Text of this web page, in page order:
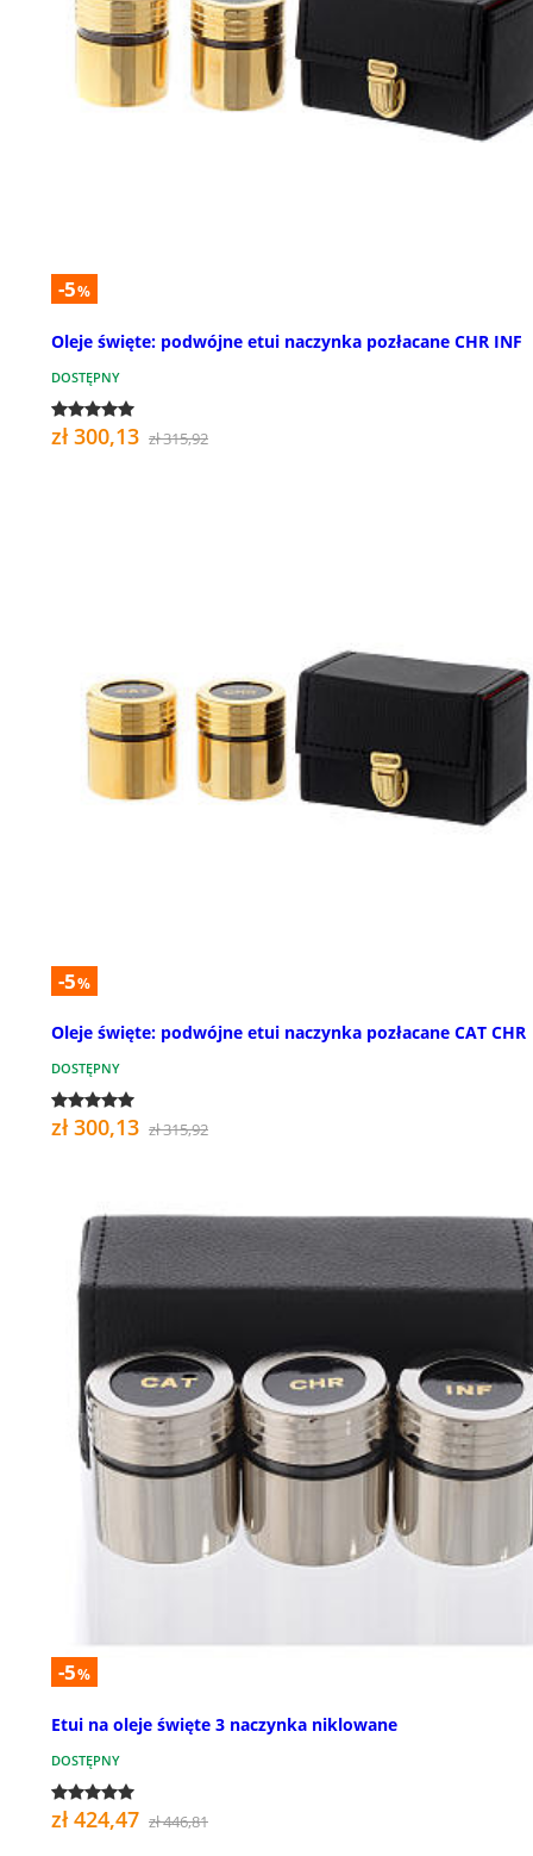
-5%
Oleje święte: podwójne etui naczynka pozłacane CHR INF
DOSTĘPNY
zł 300,13 zł 315,92
-5%
Oleje święte: podwójne etui naczynka pozłacane CAT CHR
DOSTĘPNY
zł 300,13 zł 315,92
-5%
Etui na oleje święte 3 naczynka niklowane
DOSTĘPNY
zł 424,47 zł 446,81